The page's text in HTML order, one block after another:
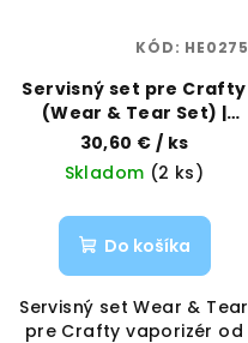
Servisný set pre Crafty
(Wear & Tear Set) |
Storz & Bickel |
Vaporama
30,60 € / ks
Skladom (2 ks)
Do košíka
Servisný set Wear & Tear
pre Crafty vaporizér od
KÓD: HE0275